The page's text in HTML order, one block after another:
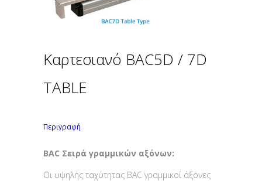
Καρτεσιανό BAC5D / 7D
TABLE
Περιγραφή
BAC Σειρά γραμμικών αξόνων:
Οι υψηλής ταχύτητας BAC γραμμικοί άξονες